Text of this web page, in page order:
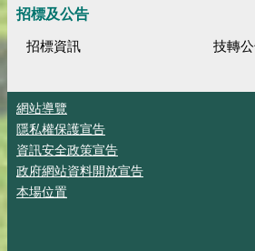
招標及公告
招標資訊 技轉
網站導覽
隱私權保護宣告
資訊安全政策宣告
政府網站資料開放宣告
本場位置